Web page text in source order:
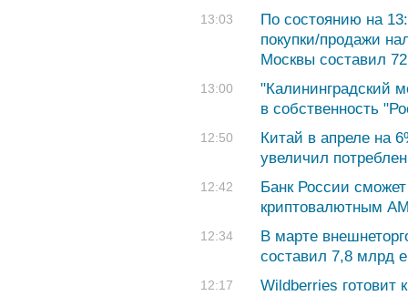
13:03
По состоянию на
покупки/продажи
Москвы составил
13:00
"Калининградский
в собственность
12:50
Китай в апреле на
увеличил
12:42
Банк России
криптовалютным
12:34
В марте
составил 7,8 млрд
12:17
Wildberries готовит